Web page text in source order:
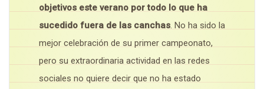
objetivos este verano por todo lo que ha
sucedido fuera de las canchas. No ha sido la
mejor celebración de su primer campeonato,
pero su extraordinaria actividad en las redes
sociales no quiere decir que no ha estado